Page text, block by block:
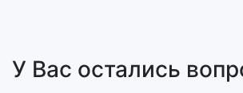
У Вас остались